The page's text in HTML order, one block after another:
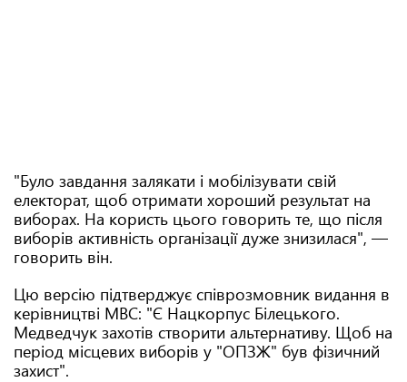
"Було завдання залякати і мобілізувати свій
електорат, щоб отримати хороший результат на
виборах. На користь цього говорить те, що після
виборів активність організації дуже знизилася", —
говорить він.
Цю версію підтверджує співрозмовник видання в
керівництві МВС: "Є Нацкорпус Білецького.
Медведчук захотів створити альтернативу. Щоб на
період місцевих виборів у "ОПЗЖ" був фізичний
захист".